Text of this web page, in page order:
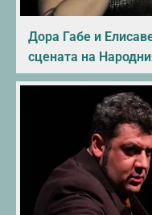
Дора Габе и
сцената на